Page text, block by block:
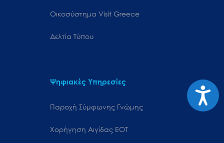
Oικοσύστημα Visit Greece
Δελτία Τύπου
Ψηφιακές Υπηρεσίες
Παροχή Σύμφωνης Γνώμης
Χορήγηση Αιγίδας ΕΟΤ